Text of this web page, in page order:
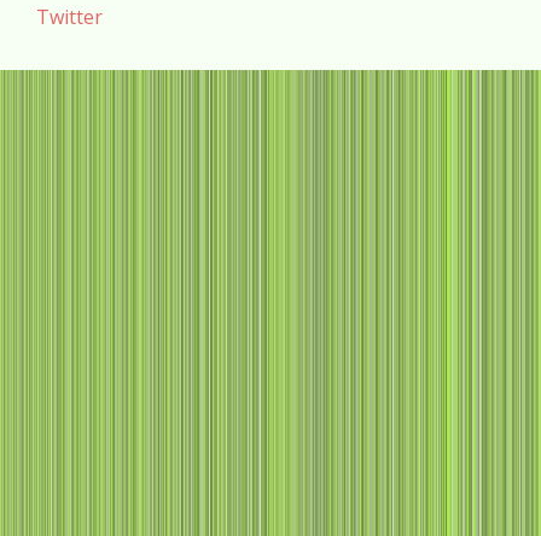
Twitter